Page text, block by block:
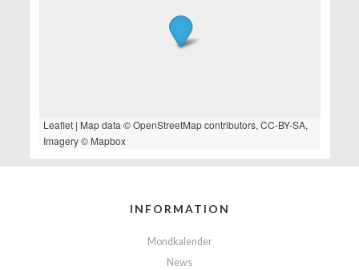
Leaflet| Map data ©OpenStreetMapcontributors, CC-BY-SA,
Imagery © Mapbox
INFORMATION
Mondkalender
News